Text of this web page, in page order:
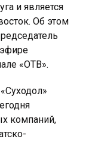
и является
Об этом
«ОТВ».
компаний,